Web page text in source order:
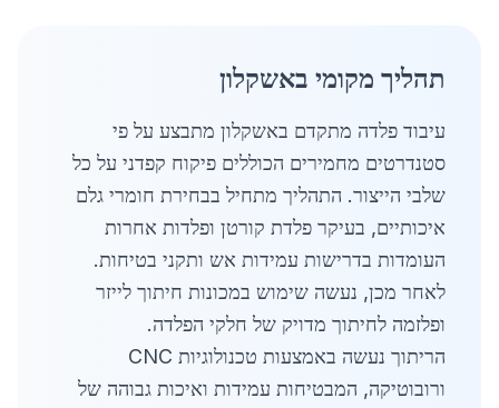
תהליך מקומי באשקלון
עיבוד פלדה מתקדם באשקלון מתבצע על פי
סטנדרטים מחמירים הכוללים פיקוח קפדני על כל
שלבי הייצור. התהליך מתחיל בבחירת חומרי גלם
איכותיים, בעיקר פלדת קורטן ופלדות אחרות
העומדות בדרישות עמידות אש ותקני בטיחות.
לאחר מכן, נעשה שימוש במכונות חיתוך לייזר
ופלזמה לחיתוך מדויק של חלקי הפלדה.
הריתוך נעשה באמצעות טכנולוגיות CNC
ורובוטיקה, המבטיחות עמידות ואיכות גבוהה של